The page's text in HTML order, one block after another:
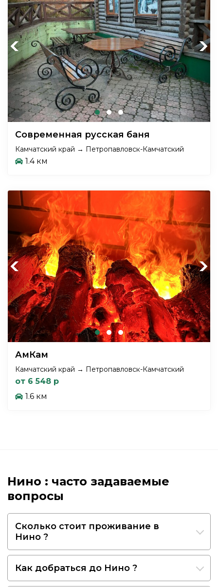
Previous Next
Современная русская баня
Камчатский край → Петропавловск-Камчатский
1.4 км
Previous Next
АмКам
Камчатский край → Петропавловск-Камчатский
от 6 548 р
1.6 км
Нино : часто задаваемые
вопросы
Сколько стоит проживание в
Нино ?
Как добраться до Нино ?